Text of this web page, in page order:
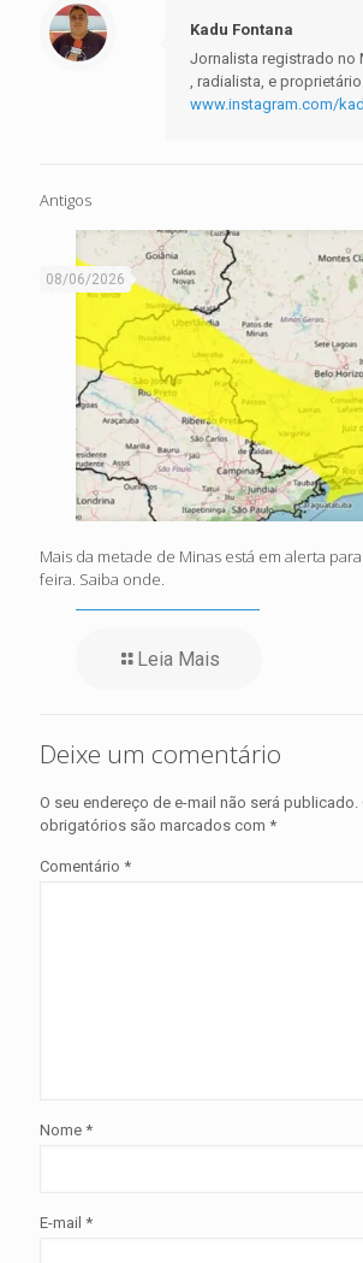
Kadu Fontana
Jornalista registrado no
, radialista, e
www.instagram.com/
Antigos
08/06/2026
Mais da metade de Minas está em alerta
feira. Saiba onde.
Leia Mais
Deixe um comentário
O seu endereço de e-mail não será publicado.
obrigatórios são marcados com *
Comentário *
Nome *
E-mail *